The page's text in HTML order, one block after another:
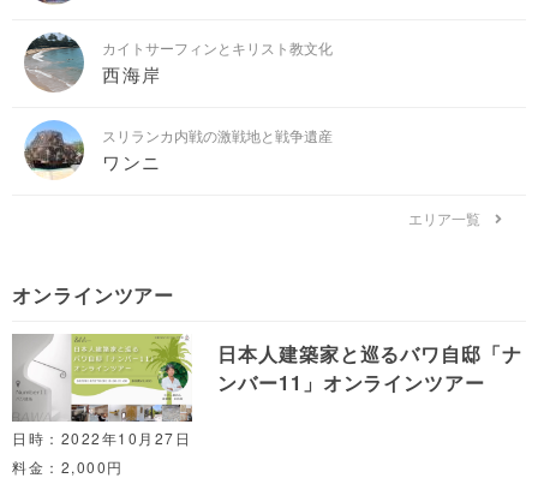
カイトサーフィンとキリスト教文化
西海岸
スリランカ内戦の激戦地と戦争遺産
ワンニ
エリア一覧
オンラインツアー
日本人建築家と巡るバワ自邸「ナ
ンバー11」オンラインツアー
日時：2022年10月27日
料金：2,000円